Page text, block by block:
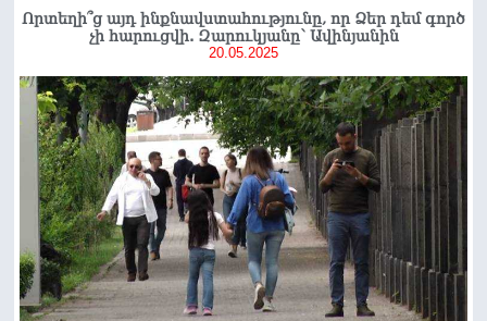
Որտեղի՞ց այդ ինքնավստահությունը, որ Ձեր դեմ գործ
չի հարուցվի. Զարուկյանը՝ Ավինյանին
20.05.2025